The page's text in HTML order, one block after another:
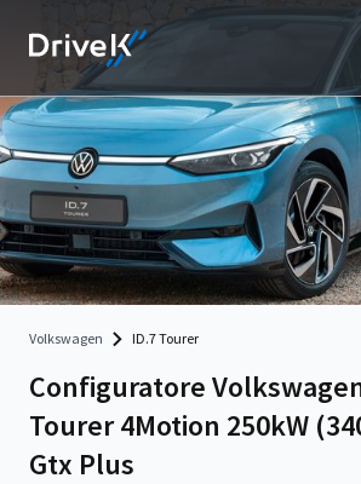
Volkswagen ID.7 Tourer
Configuratore
Tourer 4Motion 250kW
Gtx Plus